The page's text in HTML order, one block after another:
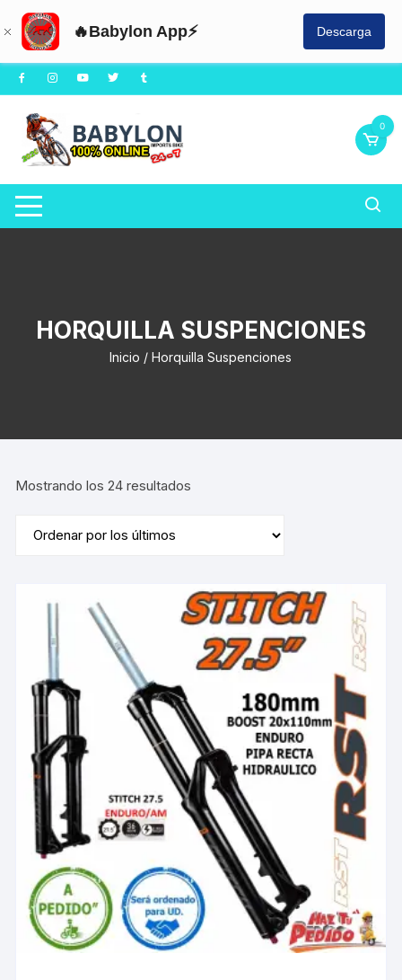
🔥Babylon App⚡ Descarga
Saltar
al
contenido
0
HORQUILLA SUSPENCIONES
Inicio / Horquilla Suspenciones
Mostrando los 24 resultados